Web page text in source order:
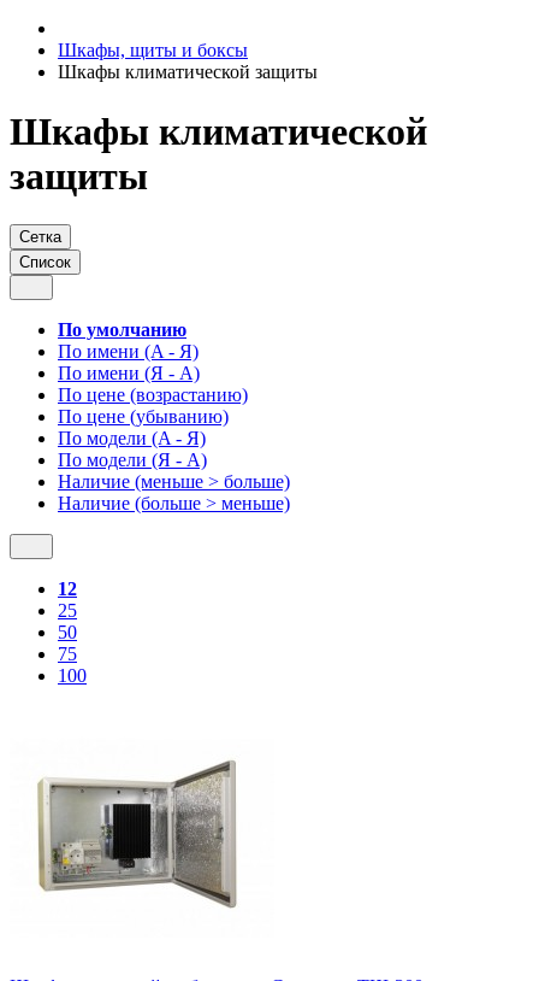
Шкафы, щиты и боксы
Шкафы климатической защиты
Шкафы климатической
защиты
Сетка
Список
По умолчанию
По имени (A - Я)
По имени (Я - A)
По цене (возрастанию)
По цене (убыванию)
По модели (A - Я)
По модели (Я - A)
Наличие (меньше > больше)
Наличие (больше > меньше)
12
25
50
75
100